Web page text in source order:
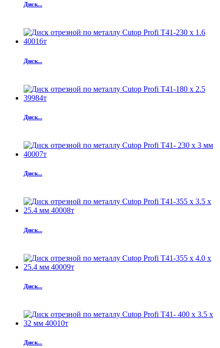
Диск...
Диск...
Диск...
Диск...
Диск...
Диск...
Диск...